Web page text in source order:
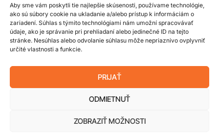
Aby sme vám poskytli tie najlepšie skúsenosti, používame technológie,
ako sú súbory cookie na ukladanie a/alebo prístup k informáciám o
zariadení. Súhlas s týmito technológiami nám umožní spracovávať
údaje, ako je správanie pri prehliadaní alebo jedinečné ID na tejto
stránke. Nesúhlas alebo odvolanie súhlasu môže nepriaznivo ovplyvniť
určité vlastnosti a funkcie.
PRIJAŤ
ODMIETNUŤ
ZOBRAZIŤ MOŽNOSTI